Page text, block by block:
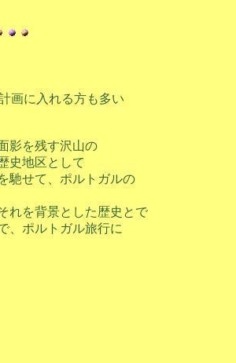
画に入れる方も多い
影を残す沢山の
史地区として
馳せて、ポルトガルの
れを背景とした歴史とで
、ポルトガル旅行に